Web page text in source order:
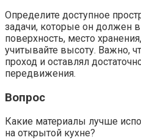
Определите доступное
задачи, которые он должен
поверхность, место
учитывайте высоту. Важно,
проход и оставлял
передвижения.
Вопрос
Какие материалы лучше
на открытой кухне?